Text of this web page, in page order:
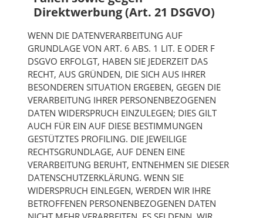
Direktwerbung (Art. 21 DSGVO)
WENN DIE DATENVERARBEITUNG AUF
GRUNDLAGE VON ART. 6 ABS. 1 LIT. E ODER F
DSGVO ERFOLGT, HABEN SIE JEDERZEIT DAS
RECHT, AUS GRÜNDEN, DIE SICH AUS IHRER
BESONDEREN SITUATION ERGEBEN, GEGEN DIE
VERARBEITUNG IHRER PERSONENBEZOGENEN
DATEN WIDERSPRUCH EINZULEGEN; DIES GILT
AUCH FÜR EIN AUF DIESE BESTIMMUNGEN
GESTÜTZTES PROFILING. DIE JEWEILIGE
RECHTSGRUNDLAGE, AUF DENEN EINE
VERARBEITUNG BERUHT, ENTNEHMEN SIE DIESER
DATENSCHUTZERKLÄRUNG. WENN SIE
WIDERSPRUCH EINLEGEN, WERDEN WIR IHRE
BETROFFENEN PERSONENBEZOGENEN DATEN